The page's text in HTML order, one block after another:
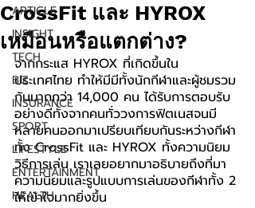
ARTICLE
INSIGHT
TECH
BIZ
INSURANCE
SPORT
LIFESTYLE
ENTERTAINMENT
HEALTH
CrossFit และ HYROX
เหมือนหรือแตกต่าง?
จากกระแส HYROX ที่เกิดขึ้นใน
ประเทศไทย ทำให้มีมีทั้งนักกีฬาและผู้ชมรวม
กันมากกว่า 14,000 คน ได้รับการตอบรับ
อย่างดีทั้งจากคนทั่ววงการฟิตเนสจนมี
หลายคนออกมาเปรียบเทียบกันระหว่างกีฬา
ทั้ง CrossFit และ HYROX ทั้งความนิยม
วิธีการเล่น เราเลยอยากมาอธิบายถึงที่มา
ความนิยมและรูปแบบการเล่นของกีฬาทั้ง 2
ให้เข้าใจมากยิ่งขึ้น